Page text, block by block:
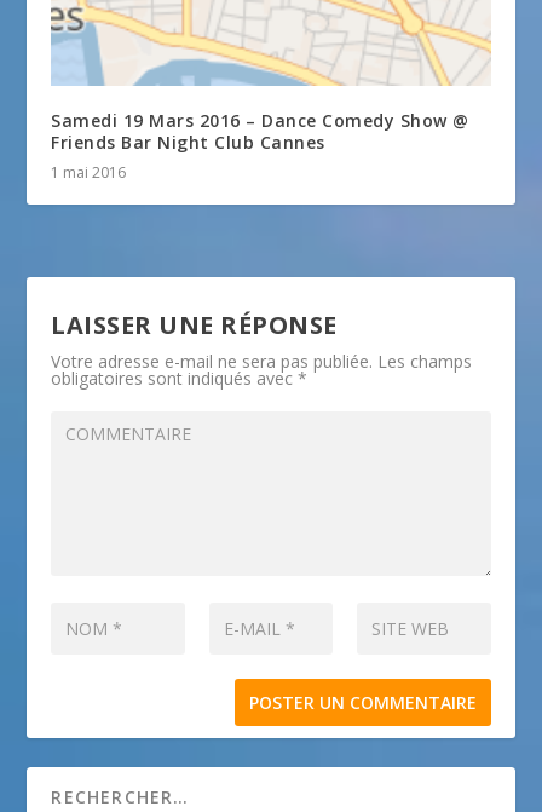
Samedi 19 Mars 2016 – Dance Comedy Show @
Friends Bar Night Club Cannes
1 mai 2016
LAISSER UNE RÉPONSE
Votre adresse e-mail ne sera pas publiée. Les champs
obligatoires sont indiqués avec*